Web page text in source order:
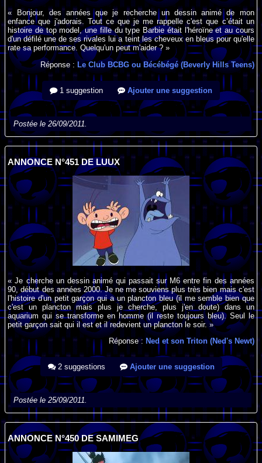
« Bonjour, des années que je recherche un dessin animé de mon
enfance que j'adorais. Tout ce que je me rappelle c'est que c’était un
histoire de top model, une fille du type Barbie était l'héroïne et au cours
d'un défilé une de ses rivales lui a teint les cheveux en bleus pour qu'elle
rate sa performance. Quelqu'un peut m'aider ? »
Réponse :Le Club BCBG ou Bécébégé (Beverly Hills Teens)
1 suggestion Ajouter une suggestion
Postée le 26/09/2011.
ANNONCE N°451 DE LUUX
« Je cherche un dessin animé qui passait sur M6 entre fin des années
90, début des années 2000. Je ne me souviens plus très bien mais c'est
l'histoire d'un petit garçon qui a un plancton bleu (il me semble bien que
c'est un plancton mais plus je cherche, plus j'en doute) dans un
aquarium qui se transforme en homme (il reste toujours bleu). Seul le
petit garçon sait qui il est et il redevient un plancton le soir. »
Réponse : Ned et son Triton (Ned's Newt)
2 suggestions Ajouter une suggestion
Postée le 25/09/2011.
ANNONCE N°450 DE SAMIMEG